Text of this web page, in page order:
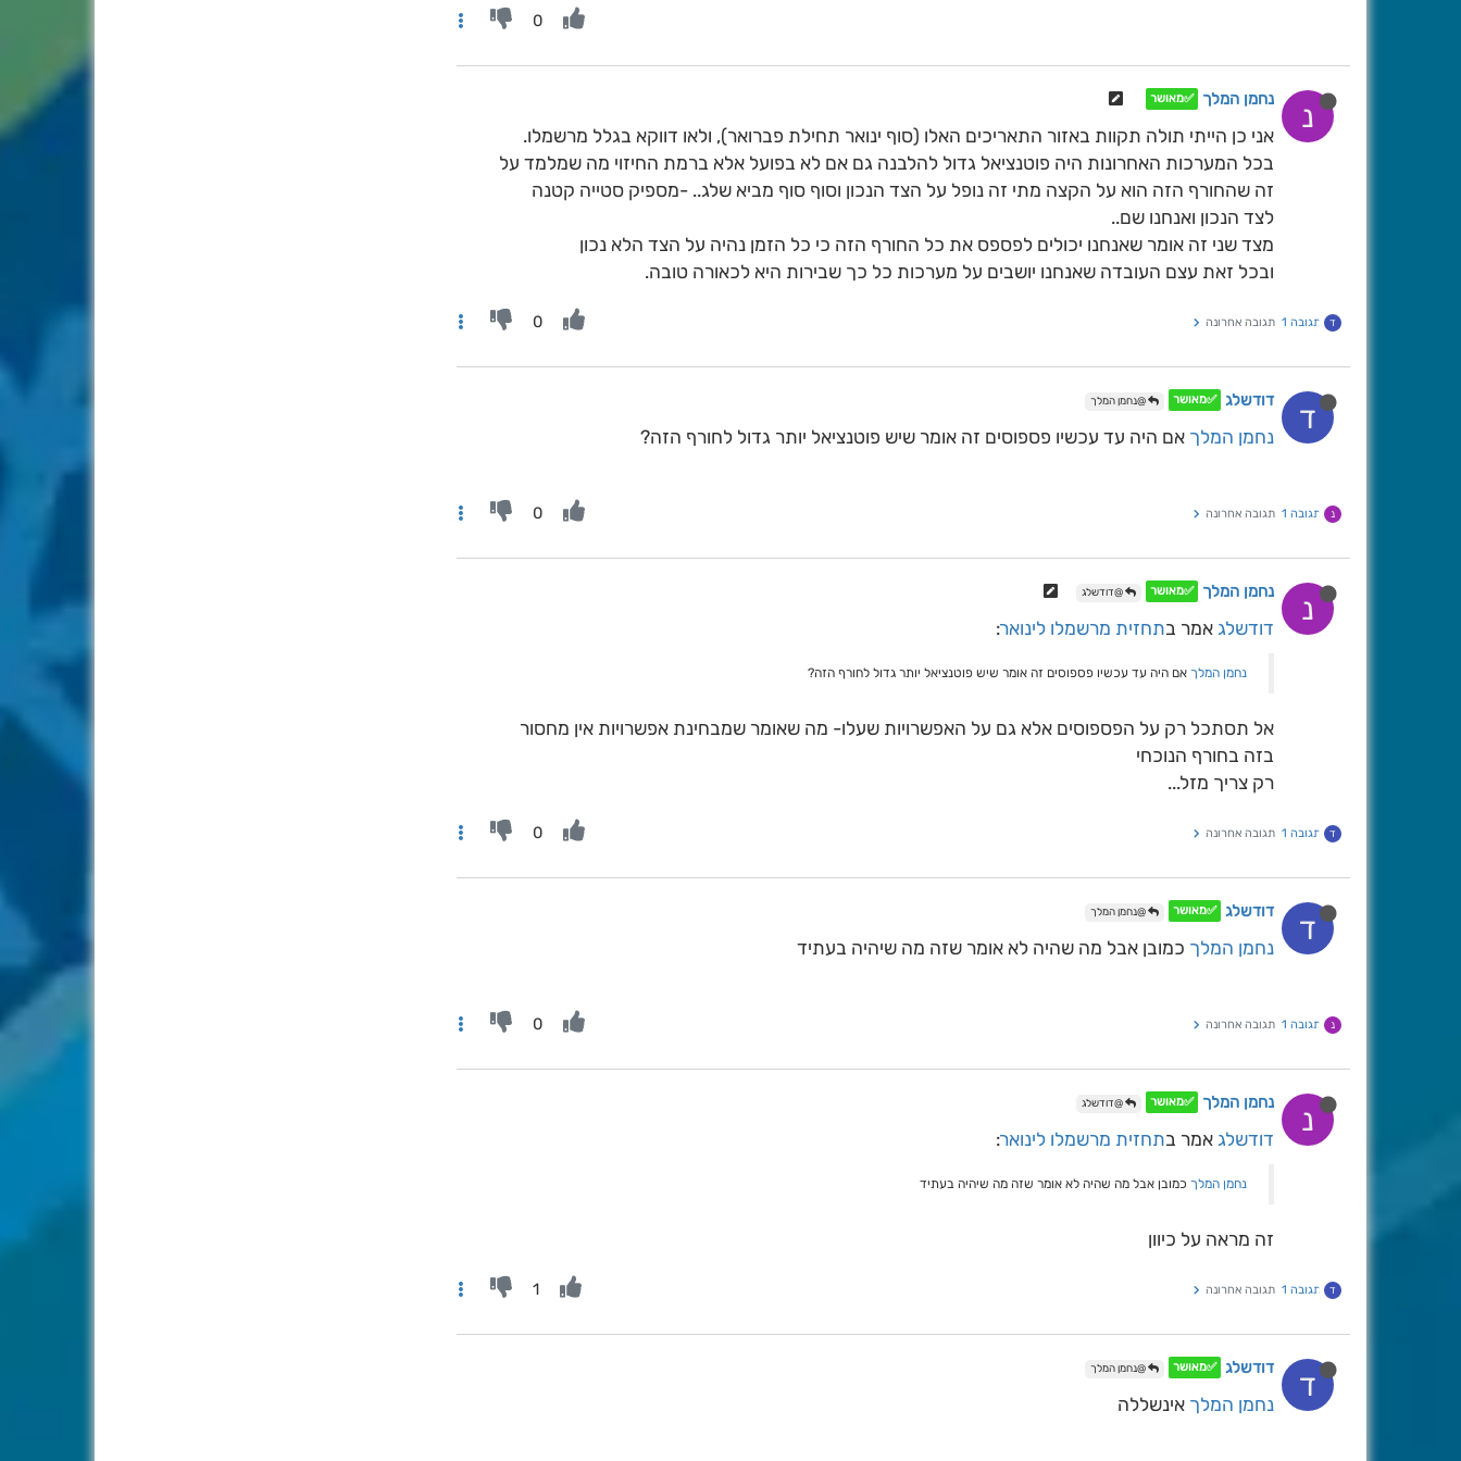
0
נ נחמן המלך ✅מאושר
אני כן הייתי תולה תקוות באזור התאריכים האלו (סוף ינואר תחילת פברואר), ולאו דווקא בגלל מרשמלו.
בכל המערכות האחרונות היה פוטנציאל גדול להלבנה גם אם לא בפועל אלא ברמת החיזוי מה שמלמד על
זה שהחורף הזה הוא על הקצה מתי זה נופל על הצד הנכון וסוף סוף מביא שלג.. -מספיק סטייה קטנה
לצד הנכון ואנחנו שם..
מצד שני זה אומר שאנחנו יכולים לפספס את כל החורף הזה כי כל הזמן נהיה על הצד הלא נכון
ובכל זאת עצם העובדה שאנחנו יושבים על מערכות כל כך שבירות היא לכאורה טובה.
ד תגובה 1 תגובה אחרונה 0
ד דודשלג ✅מאושר @נחמן המלך
נחמן המלך אם היה עד עכשיו פספוסים זה אומר שיש פוטנציאל יותר גדול לחורף הזה?
נ תגובה 1 תגובה אחרונה 0
נ נחמן המלך ✅מאושר @דודשלג
דודשלג אמר בתחזית מרשמלו לינואר:
נחמן המלך אם היה עד עכשיו פספוסים זה אומר שיש פוטנציאל יותר גדול לחורף הזה?
אל תסתכל רק על הפספוסים אלא גם על האפשרויות שעלו- מה שאומר שמבחינת אפשרויות אין מחסור
בזה בחורף הנוכחי
רק צריך מזל...
ד תגובה 1 תגובה אחרונה 0
ד דודשלג ✅מאושר @נחמן המלך
נחמן המלך כמובן אבל מה שהיה לא אומר שזה מה שיהיה בעתיד
נ תגובה 1 תגובה אחרונה 0
נ נחמן המלך ✅מאושר @דודשלג
דודשלג אמר בתחזית מרשמלו לינואר:
נחמן המלך כמובן אבל מה שהיה לא אומר שזה מה שיהיה בעתיד
זה מראה על כיוון
ד תגובה 1 תגובה אחרונה 1
ד דודשלג ✅מאושר @נחמן המלך
נחמן המלך אינשללה